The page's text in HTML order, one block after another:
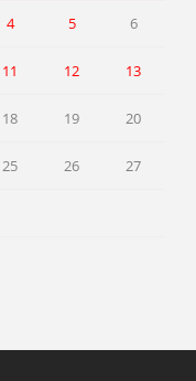
4 5 6
11 12 13
18 19 20
25 26 27